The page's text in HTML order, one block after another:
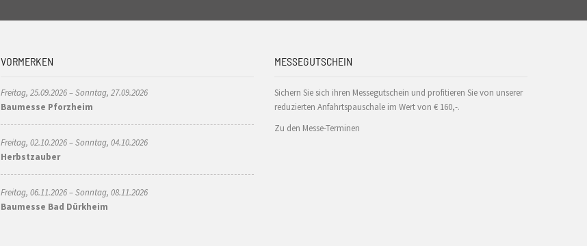
VORMERKEN
Freitag, 25.09.2026 – Sonntag, 27.09.2026
Baumesse Pforzheim
Freitag, 02.10.2026 – Sonntag, 04.10.2026
Herbstzauber
Freitag, 06.11.2026 – Sonntag, 08.11.2026
Baumesse Bad Dürkheim
MESSEGUTSCHEIN
Sichern Sie sich ihren Messegutschein und profitieren Sie von unserer
reduzierten Anfahrtspauschale im Wert von € 160,-.
Zu den Messe-Terminen